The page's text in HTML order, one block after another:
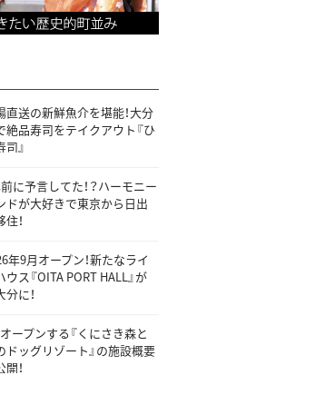
直送の新鮮魚介を堪能！大分
絶品寿司をテイクアウト『ひ
司』
に予言してた！？ハーモニー
ドが大好きで東京から日出
！
年9月オープン！新たなライ
ウス『OITA PORT HALL』が
分に！
ープンする『くにさき森と
ドッグリゾート』の施設概要
！